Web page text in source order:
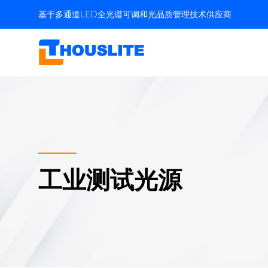
基于多通道LED全光谱可调和光品质管理技术供应商
工业测试光源